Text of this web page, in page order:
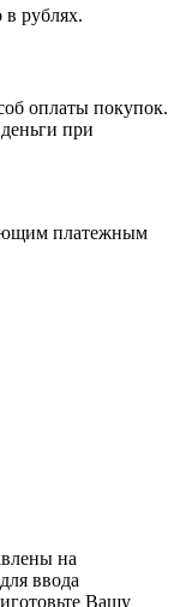
в рублях.
оплаты покупок.
при
платежным
на
ввода
Вашу